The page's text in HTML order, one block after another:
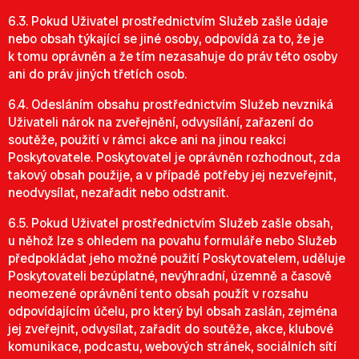
6.3. Pokud Uživatel prostřednictvím Služeb zašle údaje
nebo obsah týkající se jiné osoby, odpovídá za to, že je
k tomu oprávněn a že tím nezasahuje do práv této osoby
ani do práv jiných třetích osob.
6.4. Odesláním obsahu prostřednictvím Služeb nevzniká
Uživateli nárok na zveřejnění, odvysílání, zařazení do
soutěže, použití v rámci akce ani na jinou reakci
Poskytovatele. Poskytovatel je oprávněn rozhodnout, zda
takový obsah použije, a v případě potřeby jej nezveřejnit,
neodvysílat, nezařadit nebo odstranit.
6.5. Pokud Uživatel prostřednictvím Služeb zašle obsah,
u něhož lze s ohledem na povahu formuláře nebo Služeb
předpokládat jeho možné použití Poskytovatelem, uděluje
Poskytovateli bezúplatné, nevýhradní, územně a časově
neomezené oprávnění tento obsah použít v rozsahu
odpovídajícím účelu, pro který byl obsah zaslán, zejména
jej zveřejnit, odvysílat, zařadit do soutěže, akce, klubové
komunikace, podcastu, webových stránek, sociálních sítí